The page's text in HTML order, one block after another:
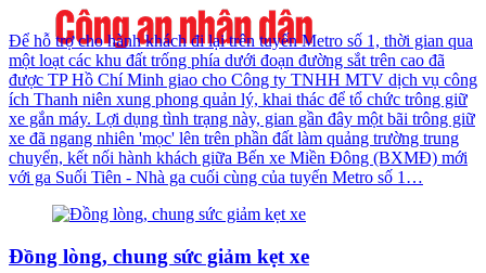
Để hỗ trợ cho hành khách đi lại trên tuyến Metro số 1, thời gian qua
một loạt các khu đất trống phía dưới đoạn đường sắt trên cao đã
được TP Hồ Chí Minh giao cho Công ty TNHH MTV dịch vụ công
ích Thanh niên xung phong quản lý, khai thác để tổ chức trông giữ
xe gắn máy. Lợi dụng tình trạng này, gian gần đây một bãi trông giữ
xe đã ngang nhiên 'mọc' lên trên phần đất làm quảng trường trung
chuyển, kết nối hành khách giữa Bến xe Miền Đông (BXMĐ) mới
với ga Suối Tiên - Nhà ga cuối cùng của tuyến Metro số 1…
Đồng lòng, chung sức giảm kẹt xe